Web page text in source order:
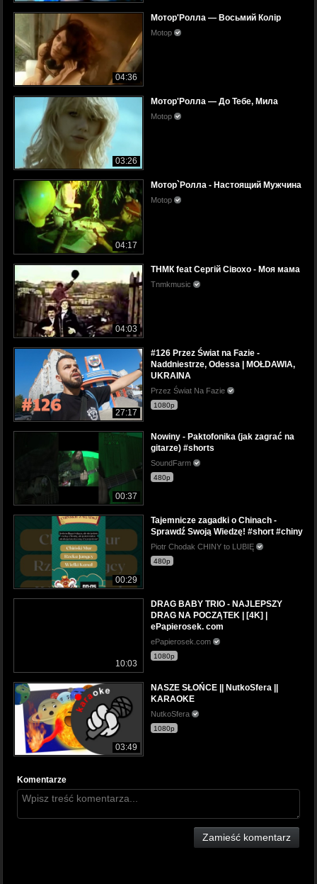
04:36
Мотор'Ролла — Восьмий Колір
Motop
03:26
Мотор'Ролла — До Тебе, Мила
Motop
04:17
Мотор`Ролла - Настоящий Мужчина
Motop
04:03
ТНМК feat Сергій Сівохо - Моя мама
Tnmkmusic
27:17
#126 Przez Świat na Fazie -
Naddniestrze, Odessa | MOŁDAWIA,
UKRAINA
Przez Świat Na Fazie
1080p
00:37
Nowiny - Paktofonika (jak zagrać na
gitarze) #shorts
SoundFarm
480p
00:29
Tajemnicze zagadki o Chinach -
Sprawdź Swoją Wiedzę! #short #chiny
Piotr Chodak CHINY to LUBIĘ
480p
10:03
DRAG BABY TRIO - NAJLEPSZY
DRAG NA POCZĄTEK | [4K] |
ePapierosek. com
ePapierosek.com
1080p
03:49
NASZE SŁOŃCE || NutkoSfera ||
KARAOKE
NutkoSfera
1080p
Komentarze
Zamieść komentarz